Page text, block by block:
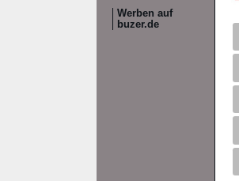
Werben auf
buzer.de